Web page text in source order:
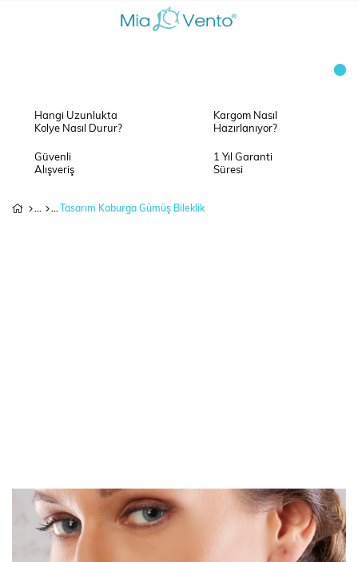
Hangi Uzunlukta
Kolye Nasıl Durur?
Kargom Nasıl
Hazırlanıyor?
Güvenli
Alışveriş
1 Yıl Garanti
Süresi
Tasarım Kaburga Gümüş Bileklik